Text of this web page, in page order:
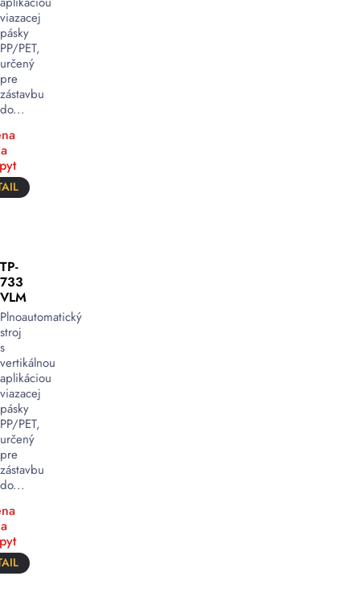
viazacej
pásky
PP/PET,
určený
pre
zástavbu
do...
TP-
733
VLM
Plnoautomatický
stroj
s
vertikálnou
aplikáciou
viazacej
pásky
PP/PET,
určený
pre
zástavbu
do...